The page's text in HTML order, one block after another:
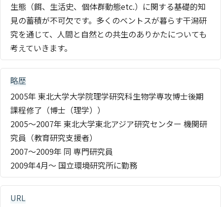
生態（餌、生活史、個体群動態etc.）に関する基礎的知
見の蓄積が不可欠です。多くのベントスが暮らす干潟研
究を通じて、人間と自然との共生のありかたについても
考えていきます。
略歴
2005年 東北大学大学院理学研究科生物学専攻博士後期
課程修了（博士（理学））
2005〜2007年 東北大学東北アジア研究センター 機関研
究員（教育研究支援者）
2007〜2009年 同 専門研究員
2009年4月〜 国立環境研究所に勤務
URL